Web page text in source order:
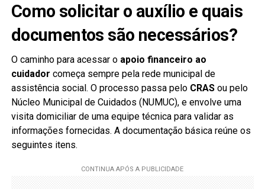
Como solicitar o auxílio e quais
documentos são necessários?
O caminho para acessar o apoio financeiro ao
cuidador começa sempre pela rede municipal de
assistência social. O processo passa pelo CRASou pelo
Núcleo Municipal de Cuidados (NUMUC), e envolve uma
visita domiciliar de uma equipe técnica para validar as
informações fornecidas. A documentação básica reúne os
seguintes itens.